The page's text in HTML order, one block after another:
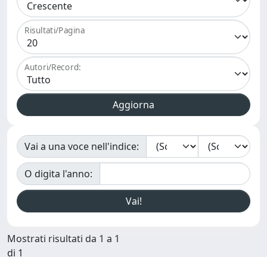
Risultati/Pagina
Autori/Record:
Vai a una voce nell'indice:
O digita l'anno:
Mostrati risultati da 1 a 1
di 1